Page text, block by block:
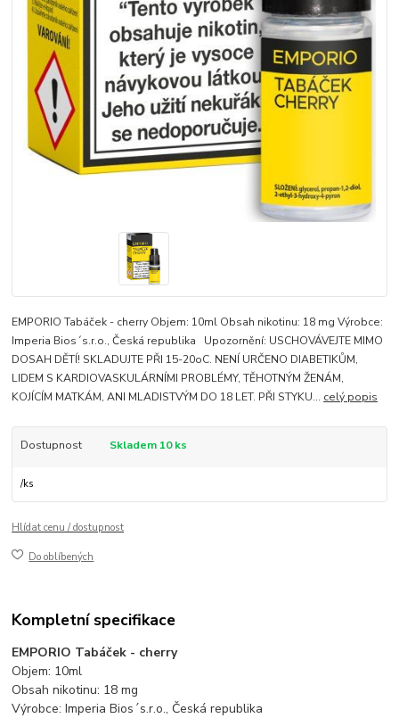
EMPORIO Tabáček - cherry Objem: 10ml Obsah nikotinu: 18 mg Výrobce:
Imperia Bios´s.r.o., Česká republika Upozornění: USCHOVÁVEJTE MIMO
DOSAH DĚTÍ! SKLADUJTE PŘI 15-20oC. NENÍ URČENO DIABETIKŮM,
LIDEM S KARDIOVASKULÁRNÍMI PROBLÉMY, TĚHOTNÝM ŽENÁM,
KOJÍCÍM MATKÁM, ANI MLADISTVÝM DO 18 LET. PŘI STYKU... celý popis
Dostupnost Skladem 10 ks
/ks
Hlídat cenu / dostupnost
Do oblíbených
Kompletní specifikace
EMPORIO Tabáček - cherry
Objem: 10ml
Obsah nikotinu: 18 mg
Výrobce: Imperia Bios´s.r.o., Česká republika